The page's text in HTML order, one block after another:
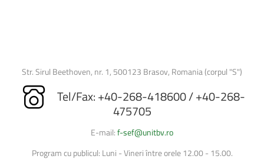
Str. Sirul Beethoven, nr. 1, 500123 Brasov, Romania (corpul "S")
Tel/Fax: +40-268-418600 / +40-268-
475705
E-mail:f-sef@unitbv.ro
Program cu publicul: Luni - Vineri între orele 12.00 - 15.00.